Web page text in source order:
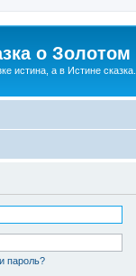
о Золотом
истина, а в Истине сказка.
пароль?